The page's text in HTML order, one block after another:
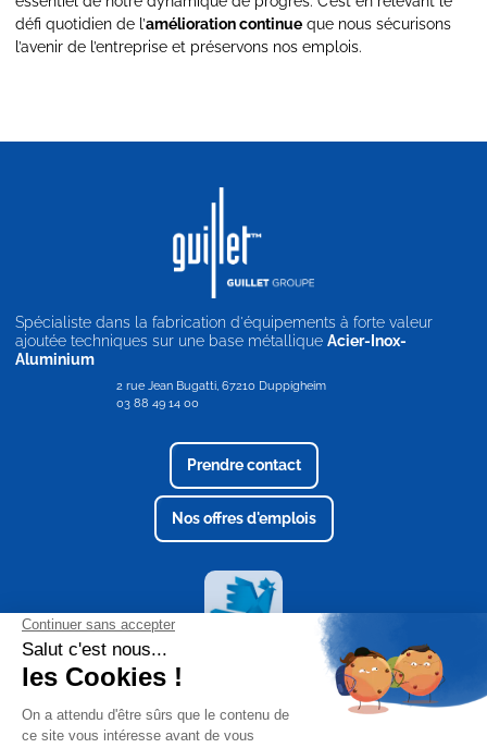
défi quotidien de l’amélioration continue que nous sécurisons
l’avenir de l’entreprise et préservons nos emplois.
Spécialiste dans la fabrication d'équipements à forte valeur
ajoutée techniques sur une base métallique Acier-Inox-
Aluminium
2 rue Jean Bugatti, 67210 Duppigheim
03 88 49 14 00
Prendre contact
Nos offres d'emplois